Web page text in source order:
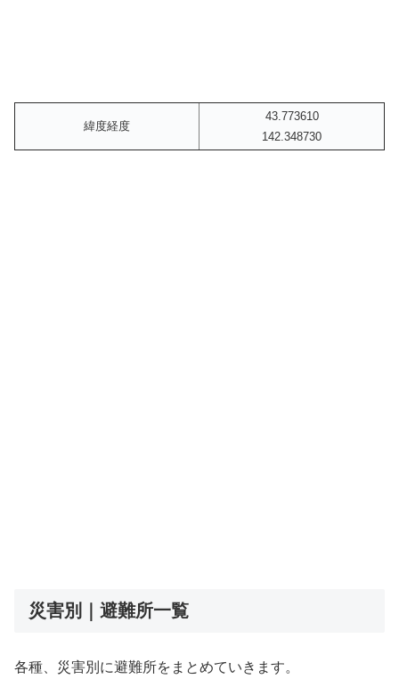
緯度経度
43.773610
142.348730
災害別｜避難所一覧
各種、災害別に避難所をまとめていきます。